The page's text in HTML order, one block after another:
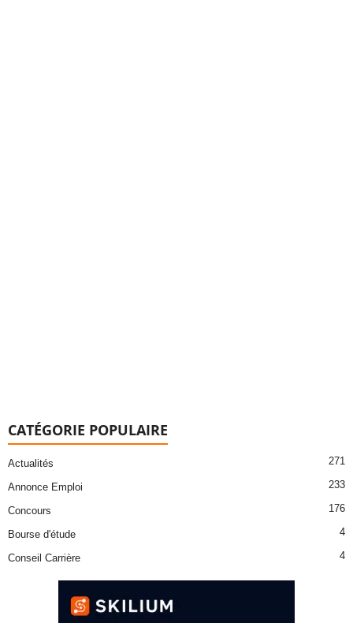
CATÉGORIE POPULAIRE
Actualités 271
Annonce Emploi 233
Concours 176
Bourse d'étude 4
Conseil Carrière 4